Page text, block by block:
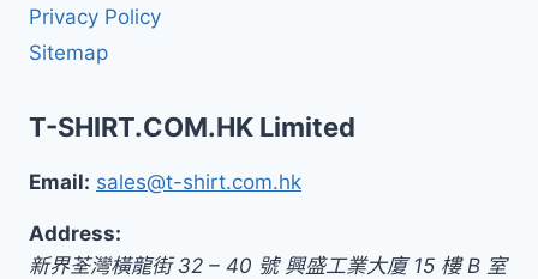
Privacy Policy
Sitemap
T-SHIRT.COM.HK Limited
Email: sales@t-shirt.com.hk
Address:
新界荃灣橫龍街 32 – 40 號 興盛工業大廈 15 樓 B 室